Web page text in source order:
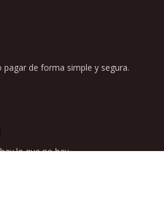
pagar de forma simple y segura.
lo que no hay.